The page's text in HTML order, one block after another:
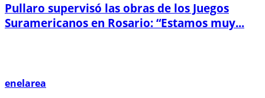
Pullaro supervisó las obras de los Juegos
Suramericanos en Rosario: “Estamos muy...
enelarea